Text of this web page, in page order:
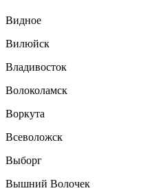
Видное
Вилюйск
Владивосток
Волоколамск
Воркута
Всеволожск
Выборг
Вышний Волочек